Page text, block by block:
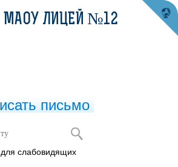
расходах, об
обязательствах
МАОУ ЛИЦЕЙ №12
письмо
слабовидящих